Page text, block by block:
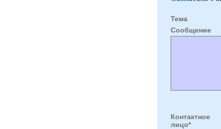
Тема
Cообщение
Контактное
лицо*